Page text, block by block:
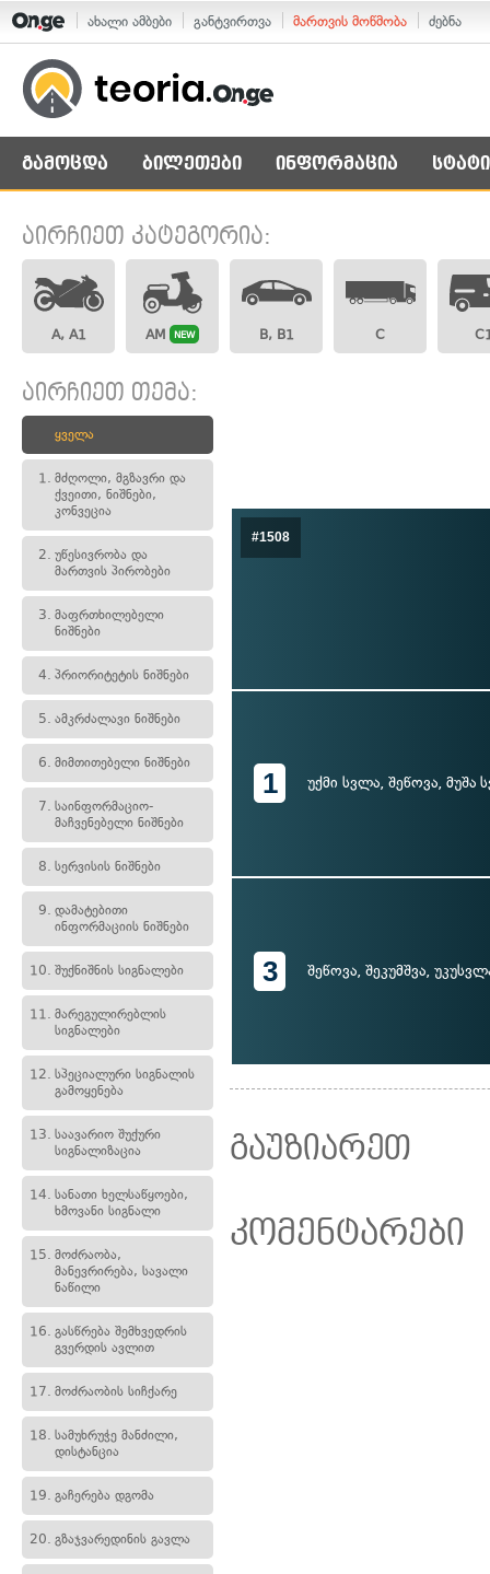
ახალი ამბები განტვირთვა მართვის მოწმობა ძებნა
გამოცდა ბილეთები ინფორმაცია
აირჩიეთ კატეგორია:
A, A1 AM NEW B, B1 C
აირჩიეთ თემა:
ყველა
1. მძღოლი, მგზავრი და
ქვეითი, ნიშნები,
კონვეცია
2. უწესივრობა და
მართვის პირობები
3. მაფრთხილებელი
ნიშნები
4. პრიორიტეტის ნიშნები
5. ამკრძალავი ნიშნები
6. მიმთითებელი ნიშნები
7. საინფორმაციო-
მაჩვენებელი ნიშნები
8. სერვისის ნიშნები
9. დამატებითი
ინფორმაციის ნიშნები
10. შუქნიშნის სიგნალები
11. მარეგულირებლის
სიგნალები
12. სპეციალური სიგნალის
გამოყენება
13. საავარიო შუქური
სიგნალიზაცია
14. სანათი ხელსაწყოები,
ხმოვანი სიგნალი
15. მოძრაობა,
მანევრირება, სავალი
ნაწილი
16. გასწრება შემხვედრის
გვერდის ავლით
17. მოძრაობის სიჩქარე
18. სამუხრუჭე მანძილი,
დისტანცია
19. გაჩერება დგომა
20. გზაჯვარედინის გავლა
#1508
1 უქმი სვლა, შეწოვა, მუშა
3 შეწოვა, შეკუმშვა,
გაუზიარეთ
კომენტარები